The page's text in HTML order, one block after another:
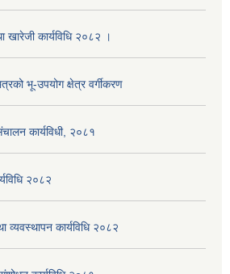
खारेजी कार्यविधि २०८२ ।
भू-उपयोग क्षेत्र वर्गीकरण
कार्यविधी, २०८१
२०८२
व्यवस्थापन कार्यविधि २०८२